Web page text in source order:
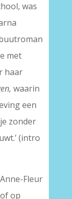
was
met
haar
waarin
een
zonder
(intro
Fleur
op